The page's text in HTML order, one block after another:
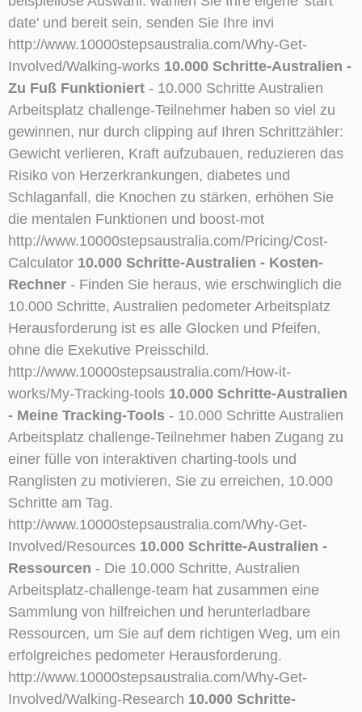
date' und bereit sein, senden Sie Ihre invi
http://www.10000stepsaustralia.com/Why-Get-
Involved/Walking-works 10.000 Schritte-Australien -
Zu Fuß Funktioniert - 10.000 Schritte Australien
Arbeitsplatz challenge-Teilnehmer haben so viel zu
gewinnen, nur durch clipping auf Ihren Schrittzähler:
Gewicht verlieren, Kraft aufzubauen, reduzieren das
Risiko von Herzerkrankungen, diabetes und
Schlaganfall, die Knochen zu stärken, erhöhen Sie
die mentalen Funktionen und boost-mot
http://www.10000stepsaustralia.com/Pricing/Cost-
Calculator 10.000 Schritte-Australien - Kosten-
Rechner - Finden Sie heraus, wie erschwinglich die
10.000 Schritte, Australien pedometer Arbeitsplatz
Herausforderung ist es alle Glocken und Pfeifen,
ohne die Exekutive Preisschild.
http://www.10000stepsaustralia.com/How-it-
works/My-Tracking-tools 10.000 Schritte-Australien
- Meine Tracking-Tools - 10.000 Schritte Australien
Arbeitsplatz challenge-Teilnehmer haben Zugang zu
einer fülle von interaktiven charting-tools und
Ranglisten zu motivieren, Sie zu erreichen, 10.000
Schritte am Tag.
http://www.10000stepsaustralia.com/Why-Get-
Involved/Resources 10.000 Schritte-Australien -
Ressourcen - Die 10.000 Schritte, Australien
Arbeitsplatz-challenge-team hat zusammen eine
Sammlung von hilfreichen und herunterladbare
Ressourcen, um Sie auf dem richtigen Weg, um ein
erfolgreiches pedometer Herausforderung.
http://www.10000stepsaustralia.com/Why-Get-
Involved/Walking-Research 10.000 Schritte-